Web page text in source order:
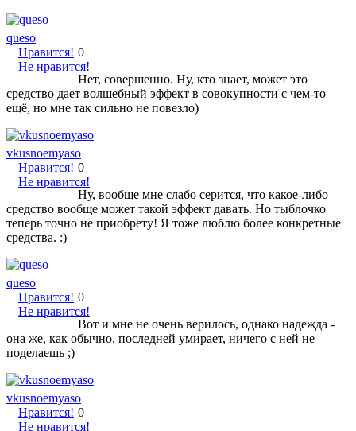
queso
Нравится!
Не нравится!
0
Нет, совершенно. Ну, кто знает, может это
средство дает волшебный эффект в совокупности с чем-то
ещё, но мне так сильно не повезло)
vkusnoemyaso
Нравится!
Не нравится!
0
Ну, вообще мне слабо серится, что какое-либо
средство вообще может такой эффект давать. Но тыблочко
теперь точно не приобрету! Я тоже люблю более конкретные
средства. :)
queso
Нравится!
Не нравится!
0
Вот и мне не очень верилось, однако надежда -
она же, как обычно, последней умирает, ничего с ней не
поделаешь ;)
vkusnoemyaso
Нравится!
Не нравится!
0